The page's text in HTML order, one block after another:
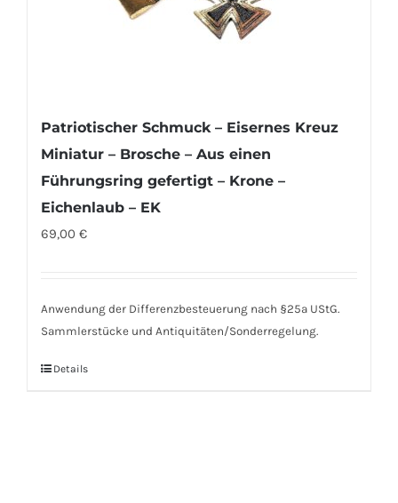
Patriotischer Schmuck – Eisernes Kreuz
Miniatur – Brosche – Aus einen
Führungsring gefertigt – Krone –
Eichenlaub – EK
69,00 €
Anwendung der Differenzbesteuerung nach §25a UStG.
Sammlerstücke und Antiquitäten/Sonderregelung.
Details